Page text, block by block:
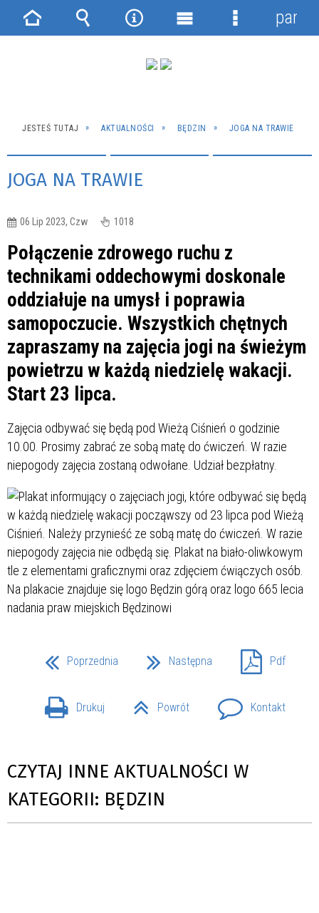
JESTEŚ TUTAJ AKTUALNOŚCI BĘDZIN JOGA NA TRAWIE
JOGA NA TRAWIE
06 Lip 2023, Czw 1018
Połączenie zdrowego ruchu z
technikami oddechowymi doskonale
oddziałuje na umysł i poprawia
samopoczucie. Wszystkich chętnych
zapraszamy na zajęcia jogi na świeżym
powietrzu w każdą niedzielę wakacji.
Start 23 lipca.
Zajęcia odbywać się będą pod Wieżą Ciśnień o godzinie
10.00. Prosimy zabrać ze sobą matę do ćwiczeń. W razie
niepogody zajęcia zostaną odwołane. Udział bezpłatny.
Poprzednia Następna Pdf
Drukuj Powrót Kontakt
CZYTAJ INNE AKTUALNOŚCI W
KATEGORII: BĘDZIN
Strona Wyszukiwarka
NarzędziaMenu
Menu
panel